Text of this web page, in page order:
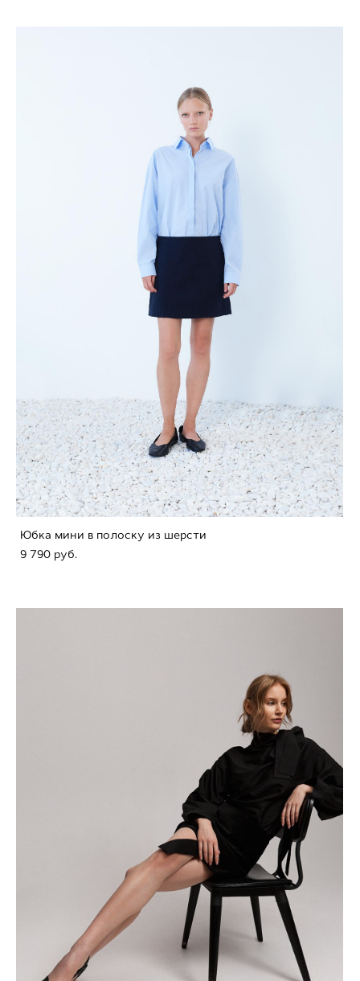
Юбка мини в полоску из шерсти
9 790 pуб.